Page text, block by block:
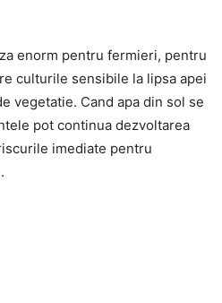
enorm pentru fermieri, pentru
culturile sensibile la lipsa apei
vegetatie. Cand apa din sol se
pot continua dezvoltarea
imediate pentru